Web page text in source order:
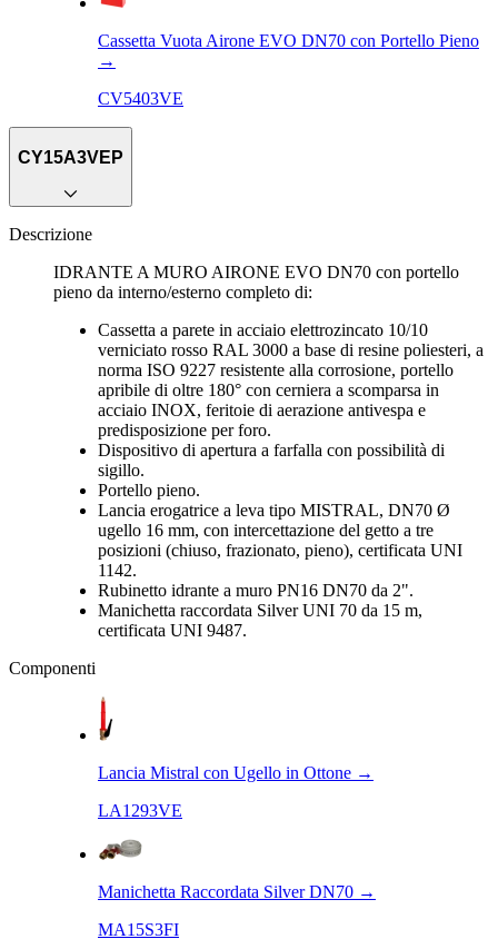
Cassetta Vuota Airone EVO DN70 con Portello Pieno
→
CV5403VE
CY15A3VEP
Descrizione
IDRANTE A MURO AIRONE EVO DN70 con portello
pieno da interno/esterno completo di:
Cassetta a parete in acciaio elettrozincato 10/10
verniciato rosso RAL 3000 a base di resine poliesteri, a
norma ISO 9227 resistente alla corrosione, portello
apribile di oltre 180° con cerniera a scomparsa in
acciaio INOX, feritoie di aerazione antivespa e
predisposizione per foro.
Dispositivo di apertura a farfalla con possibilità di
sigillo.
Portello pieno.
Lancia erogatrice a leva tipo MISTRAL, DN70 Ø
ugello 16 mm, con intercettazione del getto a tre
posizioni (chiuso, frazionato, pieno), certificata UNI
1142.
Rubinetto idrante a muro PN16 DN70 da 2".
Manichetta raccordata Silver UNI 70 da 15 m,
certificata UNI 9487.
Componenti
Lancia Mistral con Ugello in Ottone →
LA1293VE
Manichetta Raccordata Silver DN70 →
MA15S3FI